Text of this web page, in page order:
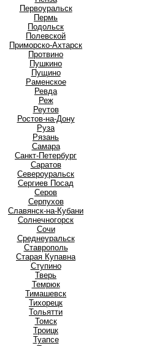
Первоуральск
Пермь
Подольск
Полевской
Приморско-Ахтарск
Протвино
Пушкино
Пущино
Раменское
Ревда
Реж
Реутов
Ростов-на-Дону
Руза
Рязань
Самара
Санкт-Петербург
Саратов
Североуральск
Сергиев Посад
Серов
Серпухов
Славянск-на-Кубани
Солнечногорск
Сочи
Среднеуральск
Ставрополь
Старая Купавна
Ступино
Тверь
Темрюк
Тимашевск
Тихорецк
Тольятти
Томск
Троицк
Туапсе